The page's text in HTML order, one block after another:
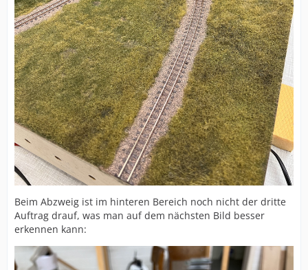
Beim Abzweig ist im hinteren Bereich noch nicht der dritte
Auftrag drauf, was man auf dem nächsten Bild besser
erkennen kann: